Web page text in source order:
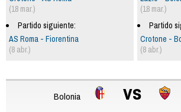
(18 mar.)
Partido
Crotone -
(8 abr.)
(18 mar.)
Partido siguiente:
AS Roma - Fiorentina
(8 abr.)
Bolonia vs